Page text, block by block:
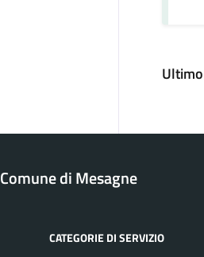
Comune di Mesagne
CATEGORIE DI SERVIZIO